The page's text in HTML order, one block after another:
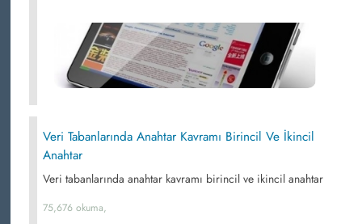
Veri Tabanlarında Anahtar Kavramı Birincil Ve İkincil
Anahtar
Veri tabanlarında anahtar kavramı birincil ve ikincil anahtar
75,676 okuma,